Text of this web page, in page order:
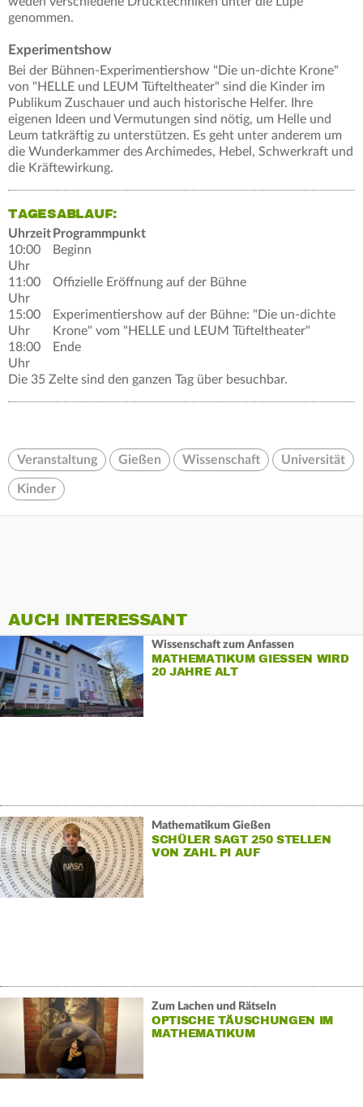
genommen.
Experimentshow
Bei der Bühnen-Experimentiershow "Die un-dichte Krone"
von "HELLE und LEUM Tüfteltheater" sind die Kinder im
Publikum Zuschauer und auch historische Helfer. Ihre
eigenen Ideen und Vermutungen sind nötig, um Helle und
Leum tatkräftig zu unterstützen. Es geht unter anderem um
die Wunderkammer des Archimedes, Hebel, Schwerkraft und
die Kräftewirkung.
TAGESABLAUF:
Uhrzeit Programmpunkt
10:00
Uhr
Beginn
11:00
Uhr
Offizielle Eröffnung auf der Bühne
15:00
Uhr
Experimentiershow auf der Bühne: "Die un-dichte
Krone" vom "HELLE und LEUM Tüfteltheater"
18:00
Uhr
Ende
Die 35 Zelte sind den ganzen Tag über besuchbar.
Veranstaltung Gießen Wissenschaft Universität
Kinder
AUCH INTERESSANT
Wissenschaft zum Anfassen
MATHEMATIKUM GIESSEN WIRD 2
0 JAHRE ALT
Mathematikum Gießen
SCHÜLER SAGT 250 STELLEN
VON ZAHL PI AUF
Zum Lachen und Rätseln
OPTISCHE TÄUSCHUNGEN IM
MATHEMATIKUM